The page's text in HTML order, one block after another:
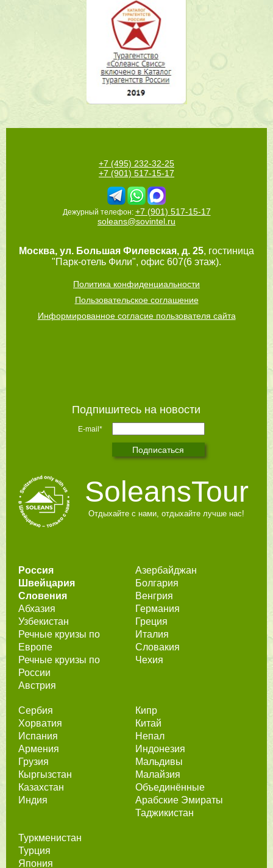
+7 (495) 232-32-25
+7 (901) 517-15-17
Дежурный телефон: +7 (901) 517-15-17
soleans@sovintel.ru
Москва, ул. Большая Филевская, д. 25, гостиница
"Парк-отель Фили", офис 607(6 этаж).
Политика конфиденциальности
Пользовательское соглашение
Информированное согласие пользователя сайта
Подпишитесь на новости
E-mail*
SoleansTour
Отдыхайте с нами, отдыхайте лучше нас!
Россия
Швейцария
Словения
Абхазия
Узбекистан
Речные круизы по
Европе
Речные круизы по
России
Австрия
Азербайджан
Болгария
Венгрия
Германия
Греция
Италия
Словакия
Чехия
Сербия
Хорватия
Испания
Армения
Грузия
Кыргызстан
Казахстан
Индия
Кипр
Китай
Непал
Индонезия
Мальдивы
Малайзия
Объединённые
Арабские Эмираты
Таджикистан
Туркменистан
Турция
Япония